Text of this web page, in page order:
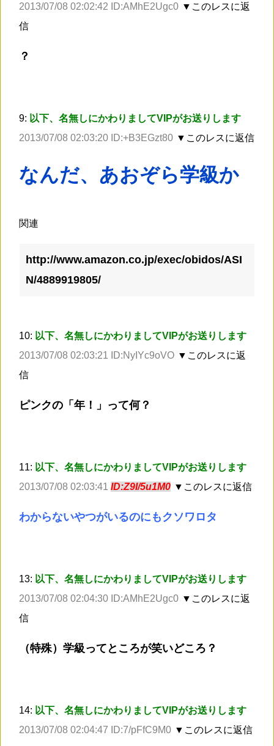
2013/07/08 02:02:42 ID:AMhE2Ugc0 ▼このレスに返
信
？
9: 以下、名無しにかわりましてVIPがお送りします
2013/07/08 02:03:20 ID:+B3EGzt80 ▼このレスに返信
なんだ、あおぞら学級か
関連
http://www.amazon.co.jp/exec/obidos/ASI
N/4889919805/
10: 以下、名無しにかわりましてVIPがお送りします
2013/07/08 02:03:21 ID:NyIYc9oVO ▼このレスに返
信
ピンクの「年！」って何？
11: 以下、名無しにかわりましてVIPがお送りします
2013/07/08 02:03:41 ID:Z9I/5u1M0 ▼このレスに返信
わからないやつがいるのにもクソワロタ
13: 以下、名無しにかわりましてVIPがお送りします
2013/07/08 02:04:30 ID:AMhE2Ugc0 ▼このレスに返
信
（特殊）学級ってところが笑いどころ？
14: 以下、名無しにかわりましてVIPがお送りします
2013/07/08 02:04:47 ID:7/pFfC9M0 ▼このレスに返信